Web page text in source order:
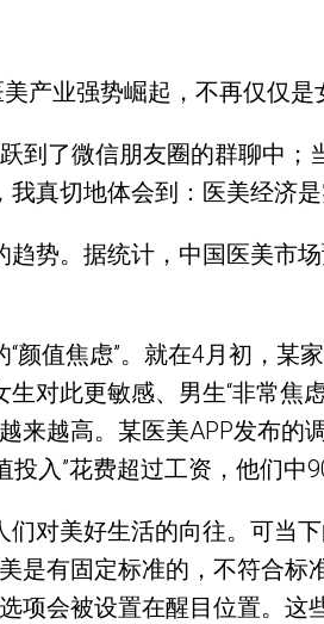
产业强势崛起，不再仅仅是
跃到了微信朋友圈的群聊中
真切地体会到：医美经济是
趋势。据统计，中国医美
颜值焦虑”。就在4月初，
对此更敏感、男生“非常焦
来越高。某医美APP发布的
入”花费超过工资，他们中
们对美好生活的向往。可
是有固定标准的，不符合
项会被设置在醒目位置。这